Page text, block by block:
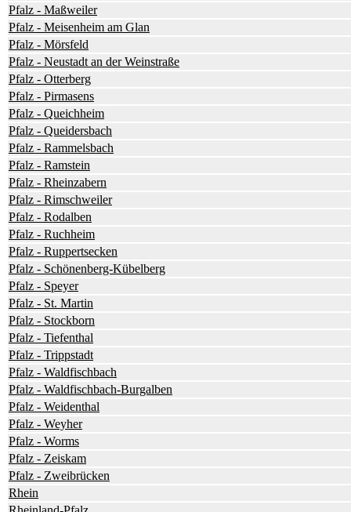
Pfalz - Maßweiler
Pfalz - Meisenheim am Glan
Pfalz - Mörsfeld
Pfalz - Neustadt an der Weinstraße
Pfalz - Otterberg
Pfalz - Pirmasens
Pfalz - Queichheim
Pfalz - Queidersbach
Pfalz - Rammelsbach
Pfalz - Ramstein
Pfalz - Rheinzabern
Pfalz - Rimschweiler
Pfalz - Rodalben
Pfalz - Ruchheim
Pfalz - Ruppertsecken
Pfalz - Schönenberg-Kübelberg
Pfalz - Speyer
Pfalz - St. Martin
Pfalz - Stockborn
Pfalz - Tiefenthal
Pfalz - Trippstadt
Pfalz - Waldfischbach
Pfalz - Waldfischbach-Burgalben
Pfalz - Weidenthal
Pfalz - Weyher
Pfalz - Worms
Pfalz - Zeiskam
Pfalz - Zweibrücken
Rhein